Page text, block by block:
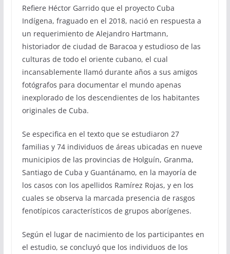
Refiere Héctor Garrido que el proyecto Cuba
Indígena, fraguado en el 2018, nació en respuesta a
un requerimiento de Alejandro Hartmann,
historiador de ciudad de Baracoa y estudioso de las
culturas de todo el oriente cubano, el cual
incansablemente llamó durante años a sus amigos
fotógrafos para documentar el mundo apenas
inexplorado de los descendientes de los habitantes
originales de Cuba.
Se especifica en el texto que se estudiaron 27
familias y 74 individuos de áreas ubicadas en nueve
municipios de las provincias de Holguín, Granma,
Santiago de Cuba y Guantánamo, en la mayoría de
los casos con los apellidos Ramírez Rojas, y en los
cuales se observa la marcada presencia de rasgos
fenotípicos característicos de grupos aborígenes.
Según el lugar de nacimiento de los participantes en
el estudio, se concluyó que los individuos de los